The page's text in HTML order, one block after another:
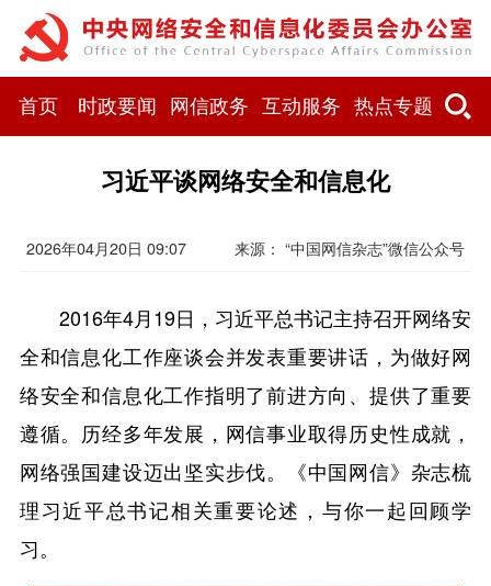
首页 时政要闻 网信政务 互动服务 热点专题
习近平谈网络安全和信息化
2026年04月20日 09:07 来源： “中国网信杂志”微信公众号
2016年4月19日，习近平总书记主持召开网络安
全和信息化工作座谈会并发表重要讲话，为做好网
络安全和信息化工作指明了前进方向、提供了重要
遵循。历经多年发展，网信事业取得历史性成就，
网络强国建设迈出坚实步伐。《中国网信》杂志梳
理习近平总书记相关重要论述，与你一起回顾学
习。